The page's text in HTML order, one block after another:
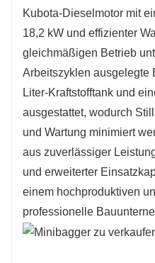
Kubota-Dieselmotor mit
18,2 kW und effizienter
gleichmäßigen Betrieb
Arbeitszyklen ausgelegte
Liter-Kraftstofftank und
ausgestattet, wodurch
und Wartung minimiert
aus zuverlässiger
und erweiterter
einem hochproduktiven
professionelle